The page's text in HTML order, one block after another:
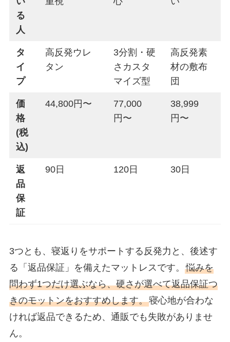
る
人
タ
イ
プ
高反発ウレ
タン
3分割・硬
さカスタ
マイズ型
高反発素
材の敷布
団
価
格
(税
込)
44,800円〜
77,000
円〜
38,999
円〜
返
品
保
証
90日 120日 30日
3つとも、寝返りをサポートする反発力と、後述す
る「返品保証」を備えたマットレスです。 悩みを
問わず1つだけ選ぶなら、硬さが選べて返品保証つ
きのモットンをおすすめします。寝心地が合わな
ければ返品できるため、通販でも失敗がありませ
ん。